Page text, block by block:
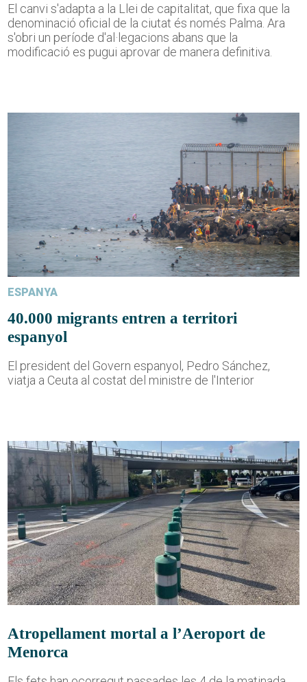
El canvi s'adapta a la Llei de capitalitat, que fixa que la
denominació oficial de la ciutat és només Palma. Ara
s'obri un període d'al·legacions abans que la
modificació es pugui aprovar de manera definitiva.
ESPANYA
40.000 migrants entren a territori
espanyol
El president del Govern espanyol, Pedro Sánchez,
viatja a Ceuta al costat del ministre de l'Interior
Atropellament mortal a l’Aeroport de
Menorca